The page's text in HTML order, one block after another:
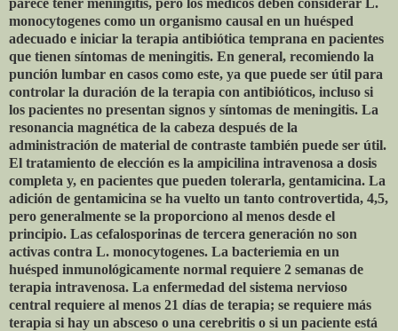
monocytogenes como un organismo causal en un huésped
adecuado e iniciar la terapia antibiótica temprana en pacientes
que tienen síntomas de meningitis. En general, recomiendo la
punción lumbar en casos como este, ya que puede ser útil para
controlar la duración de la terapia con antibióticos, incluso si
los pacientes no presentan signos y síntomas de meningitis. La
resonancia magnética de la cabeza después de la
administración de material de contraste también puede ser útil.
El tratamiento de elección es la ampicilina intravenosa a dosis
completa y, en pacientes que pueden tolerarla, gentamicina. La
adición de gentamicina se ha vuelto un tanto controvertida, 4,5,
pero generalmente se la proporciono al menos desde el
principio. Las cefalosporinas de tercera generación no son
activas contra L. monocytogenes. La bacteriemia en un
huésped inmunológicamente normal requiere 2 semanas de
terapia intravenosa. La enfermedad del sistema nervioso
central requiere al menos 21 días de terapia; se requiere más
terapia si hay un absceso o una cerebritis o si un paciente está